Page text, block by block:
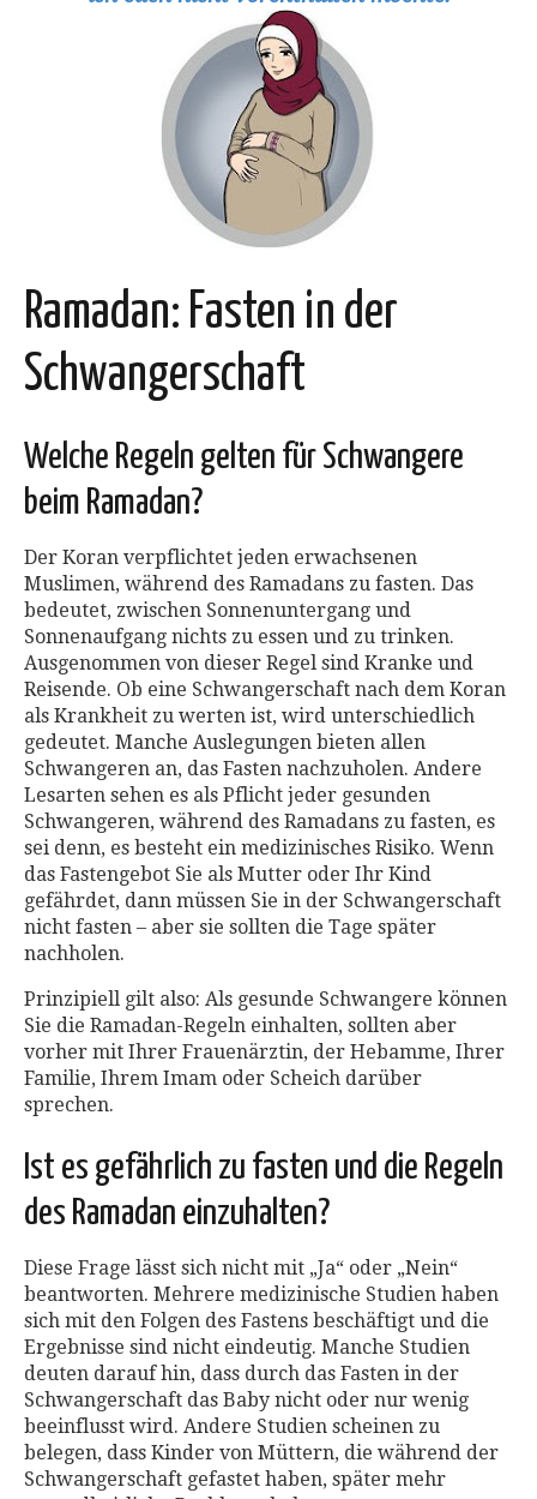
Ramadan: Fasten in der
Schwangerschaft
Welche Regeln gelten für Schwangere
beim Ramadan?
Der Koran verpflichtet jeden erwachsenen
Muslimen, während des Ramadans zu fasten. Das
bedeutet, zwischen Sonnenuntergang und
Sonnenaufgang nichts zu essen und zu trinken.
Ausgenommen von dieser Regel sind Kranke und
Reisende. Ob eine Schwangerschaft nach dem Koran
als Krankheit zu werten ist, wird unterschiedlich
gedeutet. Manche Auslegungen bieten allen
Schwangeren an, das Fasten nachzuholen. Andere
Lesarten sehen es als Pflicht jeder gesunden
Schwangeren, während des Ramadans zu fasten, es
sei denn, es besteht ein medizinisches Risiko. Wenn
das Fastengebot Sie als Mutter oder Ihr Kind
gefährdet, dann müssen Sie in der Schwangerschaft
nicht fasten – aber sie sollten die Tage später
nachholen.
Prinzipiell gilt also: Als gesunde Schwangere können
Sie die Ramadan-Regeln einhalten, sollten aber
vorher mit Ihrer Frauenärztin, der Hebamme, Ihrer
Familie, Ihrem Imam oder Scheich darüber
sprechen.
Ist es gefährlich zu fasten und die Regeln
des Ramadan einzuhalten?
Diese Frage lässt sich nicht mit „Ja“ oder „Nein“
beantworten. Mehrere medizinische Studien haben
sich mit den Folgen des Fastens beschäftigt und die
Ergebnisse sind nicht eindeutig. Manche Studien
deuten darauf hin, dass durch das Fasten in der
Schwangerschaft das Baby nicht oder nur wenig
beeinflusst wird. Andere Studien scheinen zu
belegen, dass Kinder von Müttern, die während der
Schwangerschaft gefastet haben, später mehr